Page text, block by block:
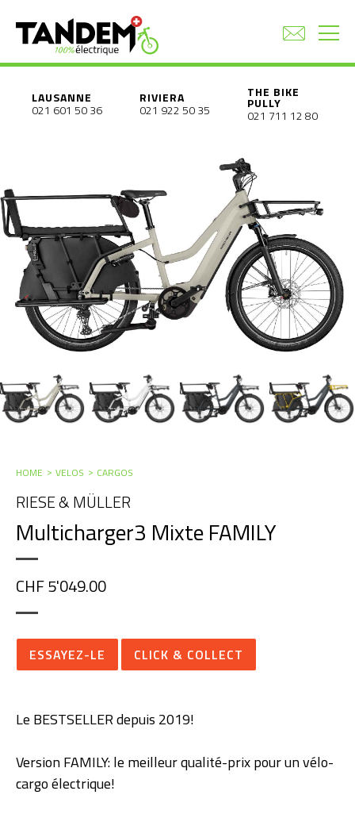
LAUSANNE
021 601 50 36
RIVIERA
021 922 50 35
THE BIKE
PULLY
021 711 12 80
HOME VELOS CARGOS
RIESE & MÜLLER
Multicharger3 Mixte FAMILY
CHF 5'049.00
ESSAYEZ-LE CLICK & COLLECT
Le BESTSELLER depuis 2019!
Version FAMILY: le meilleur qualité-prix pour un vélo-
cargo électrique!